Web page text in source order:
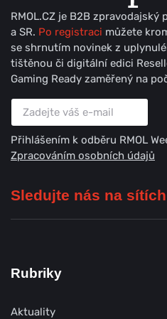
RMOL.CZ je B2B zpravodajský
a SR. Po registraci můžete
se shrnutím novinek z
tištěnou či digitální edici
Gaming Ready zaměřený na
Přihlášením k odběru RMOL
Zpracováním osobních údajů
Sledujte nás na
Rubriky
Aktuality